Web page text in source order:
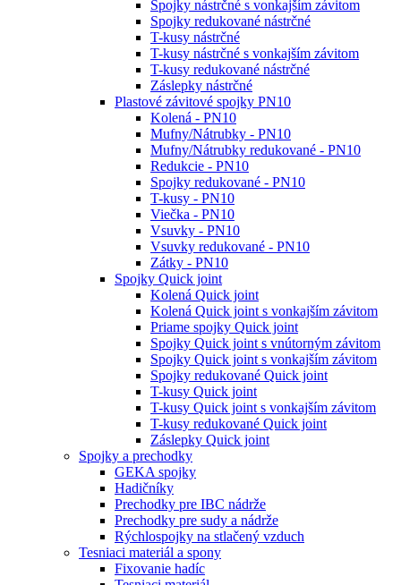
Spojky nástrčné s vonkajším závitom
Spojky redukované nástrčné
T-kusy nástrčné
T-kusy nástrčné s vonkajším závitom
T-kusy redukované nástrčné
Záslepky nástrčné
Plastové závitové spojky PN10
Kolená - PN10
Mufny/Nátrubky - PN10
Mufny/Nátrubky redukované - PN10
Redukcie - PN10
Spojky redukované - PN10
T-kusy - PN10
Viečka - PN10
Vsuvky - PN10
Vsuvky redukované - PN10
Zátky - PN10
Spojky Quick joint
Kolená Quick joint
Kolená Quick joint s vonkajším závitom
Priame spojky Quick joint
Spojky Quick joint s vnútorným závitom
Spojky Quick joint s vonkajším závitom
Spojky redukované Quick joint
T-kusy Quick joint
T-kusy Quick joint s vonkajším závitom
T-kusy redukované Quick joint
Záslepky Quick joint
Spojky a prechodky
GEKA spojky
Hadičníky
Prechodky pre IBC nádrže
Prechodky pre sudy a nádrže
Rýchlospojky na stlačený vzduch
Tesniaci materiál a spony
Fixovanie hadíc